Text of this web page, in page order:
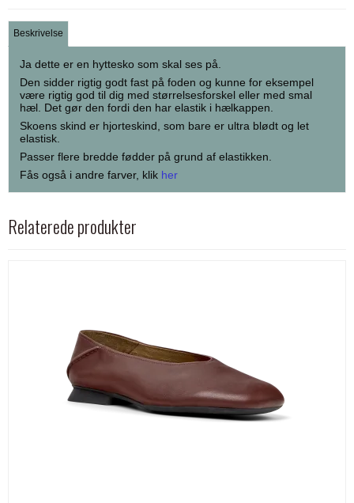
Beskrivelse
Ja dette er en hyttesko som skal ses på.
Den sidder rigtig godt fast på foden og kunne for eksempel
være rigtig god til dig med størrelsesforskel eller med smal
hæl. Det gør den fordi den har elastik i hælkappen.
Skoens skind er hjorteskind, som bare er ultra blødt og let
elastisk.
Passer flere bredde fødder på grund af elastikken.
Fås også i andre farver, klik her
Relaterede produkter